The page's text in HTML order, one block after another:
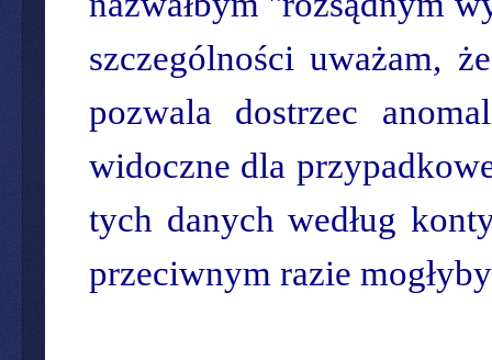
szczególności uważam,
pozwala dostrzec
widoczne dla
tych danych według
przeciwnym razie